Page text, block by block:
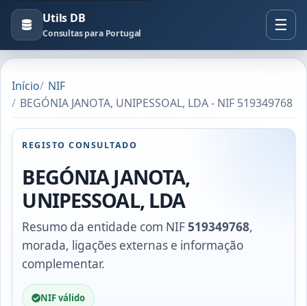
Utils DB
Consultas para Portugal
Início
NIF
BEGÓNIA JANOTA, UNIPESSOAL, LDA - NIF 519349768
REGISTO CONSULTADO
BEGÓNIA JANOTA,
UNIPESSOAL, LDA
Resumo da entidade com NIF519349768,
morada, ligações externas e informação
complementar.
NIF válido